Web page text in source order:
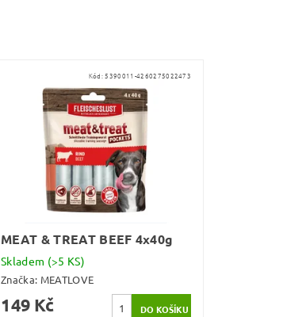
Kód:5390011-4260275022473
MEAT & TREAT BEEF 4x40g
Skladem (>5 KS)
Značka: MEATLOVE
149 Kč